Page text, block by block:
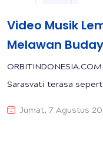
Video Musik
Melawan
Sarasvati terasa
Jumat, 7 Agustus